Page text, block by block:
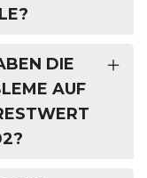
DIE
AUF